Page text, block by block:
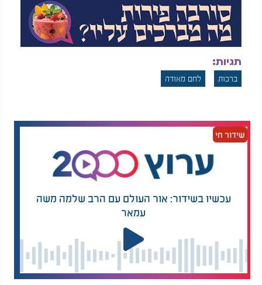
מאודה | למה חשוב להשאיר את השאריות על השולחן
עד אחרי ברכת המזון? צפו
תגיות:
ברכות לחם מאודה
שידור חי
עכשיו בשידור: אור העולם עם הרב שלמה משה
עמאר